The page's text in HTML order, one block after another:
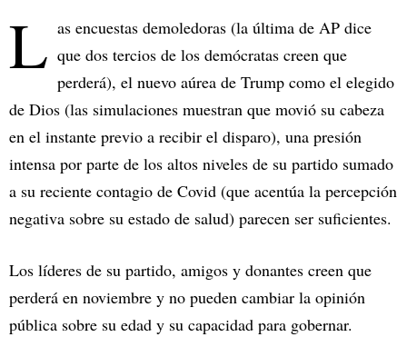
L as encuestas demoledoras (la última de AP dice
que dos tercios de los demócratas creen que
perderá), el nuevo aúrea de Trump como el elegido
de Dios (las simulaciones muestran que movió su cabeza
en el instante previo a recibir el disparo), una presión
intensa por parte de los altos niveles de su partido sumado
a su reciente contagio de Covid (que acentúa la percepción
negativa sobre su estado de salud) parecen ser suficientes.
Los líderes de su partido, amigos y donantes creen que
perderá en noviembre y no pueden cambiar la opinión
pública sobre su edad y su capacidad para gobernar.